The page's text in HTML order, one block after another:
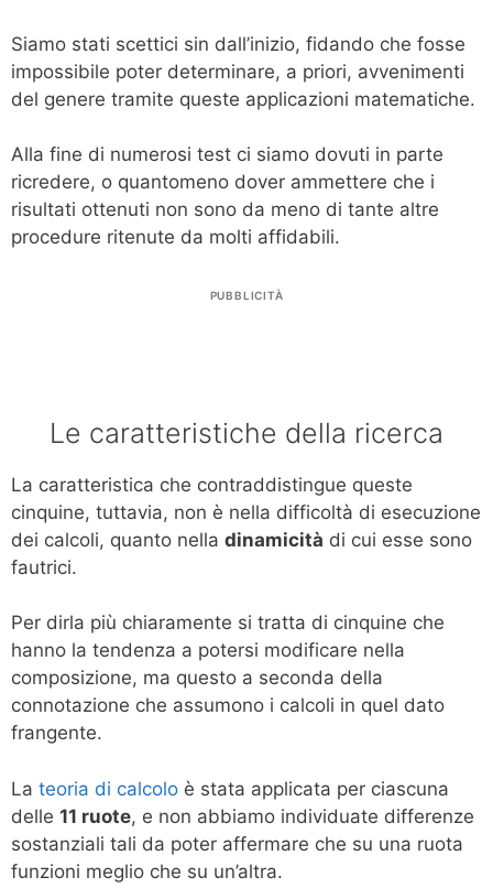
Siamo stati scettici sin dall’inizio, fidando che fosse
impossibile poter determinare, a priori, avvenimenti
del genere tramite queste applicazioni matematiche.
Alla fine di numerosi test ci siamo dovuti in parte
ricredere, o quantomeno dover ammettere che i
risultati ottenuti non sono da meno di tante altre
procedure ritenute da molti affidabili.
PUBBLICITÀ
Le caratteristiche della ricerca
La caratteristica che contraddistingue queste
cinquine, tuttavia, non è nella difficoltà di esecuzione
dei calcoli, quanto nella dinamicità di cui esse sono
fautrici.
Per dirla più chiaramente si tratta di cinquine che
hanno la tendenza a potersi modificare nella
composizione, ma questo a seconda della
connotazione che assumono i calcoli in quel dato
frangente.
La teoria di calcolo è stata applicata per ciascuna
delle 11 ruote, e non abbiamo individuate differenze
sostanziali tali da poter affermare che su una ruota
funzioni meglio che su un’altra.